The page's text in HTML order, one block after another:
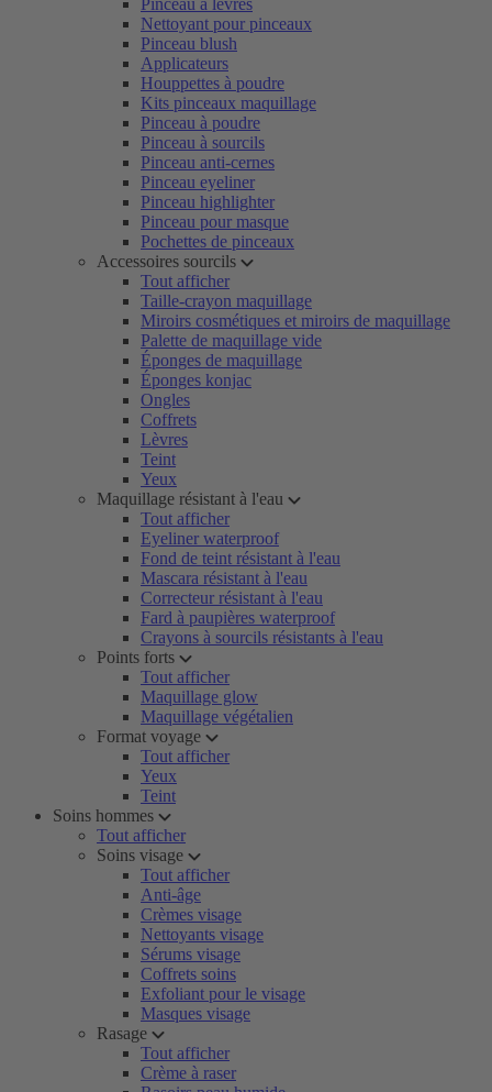
Pinceau à lèvres
Nettoyant pour pinceaux
Pinceau blush
Applicateurs
Houppettes à poudre
Kits pinceaux maquillage
Pinceau à poudre
Pinceau à sourcils
Pinceau anti-cernes
Pinceau eyeliner
Pinceau highlighter
Pinceau pour masque
Pochettes de pinceaux
Accessoires sourcils
Tout afficher
Taille-crayon maquillage
Miroirs cosmétiques et miroirs de maquillage
Palette de maquillage vide
Éponges de maquillage
Éponges konjac
Ongles
Coffrets
Lèvres
Teint
Yeux
Maquillage résistant à l'eau
Tout afficher
Eyeliner waterproof
Fond de teint résistant à l'eau
Mascara résistant à l'eau
Correcteur résistant à l'eau
Fard à paupières waterproof
Crayons à sourcils résistants à l'eau
Points forts
Tout afficher
Maquillage glow
Maquillage végétalien
Format voyage
Tout afficher
Yeux
Teint
Soins hommes
Tout afficher
Soins visage
Tout afficher
Anti-âge
Crèmes visage
Nettoyants visage
Sérums visage
Coffrets soins
Exfoliant pour le visage
Masques visage
Rasage
Tout afficher
Crème à raser